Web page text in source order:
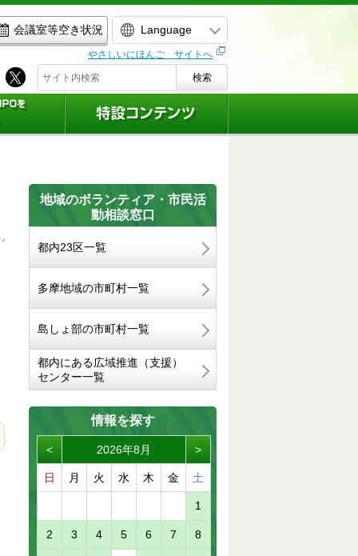
会議室等空き状況 Language
やさしいにほんご サイトへ
検索
地域のボランティア・市民活
動相談窓口
都内23区一覧
多摩地域の市町村一覧
島しょ部の市町村一覧
都内にある広域推進（支援）
センター一覧
情報を探す
< 2026年8月 >
日 月 火 水 木 金 土
1
2 3 4 5 6 7 8